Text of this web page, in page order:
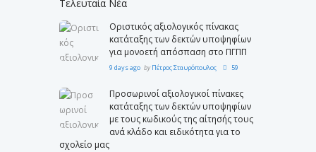
Τελευταία Νέα
Οριστικός αξιολογικός πίνακας
κατάταξης των δεκτών υποψηφίων
για μονοετή απόσπαση στο ΠΓΠΠ
9 days ago byΠέτρος Σταυρόπουλος 59
Προσωρινοί αξιολογικοί πίνακες
κατάταξης των δεκτών υποψηφίων
με τους κωδικούς της αίτησής τους
ανά κλάδο και ειδικότητα για το
σχολείο μας